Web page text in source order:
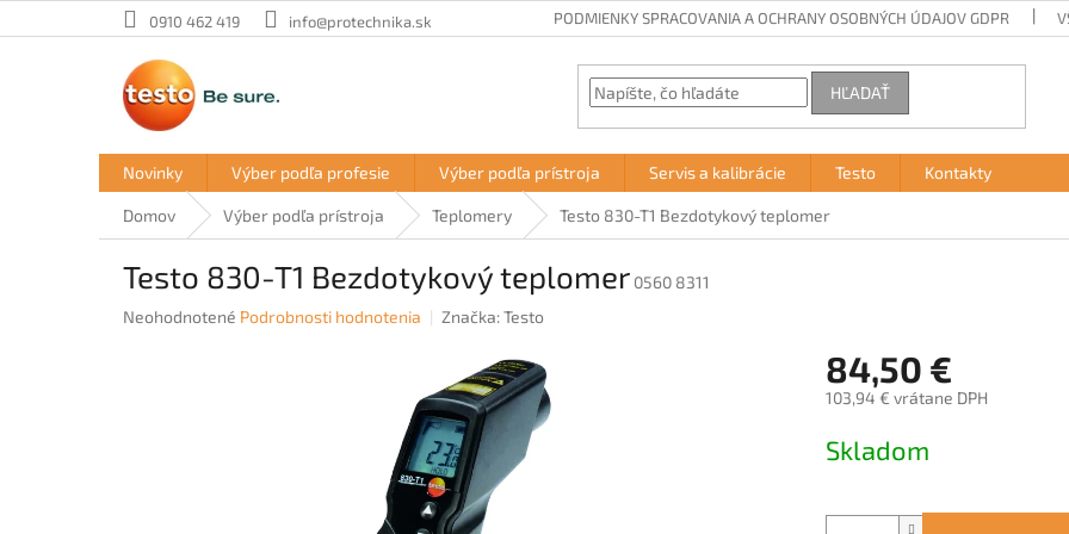
na
0910 462 419 info@protechnika.sk PODMIENKY SPRACOVANIA A OCHRANY OSOBNÝCH ÚDAJOV GDPR
HĽADAŤ
Novinky Výber podľa profesie Výber podľa prístroja Servis a kalibrácie Testo Kontakty
Domov Výber podľa prístroja Teplomery Testo 830-T1 Bezdotykový teplomer
Testo 830-T1 Bezdotykový teplomer 0560 8311
Priemerné
Neohodnotené Podrobnosti hodnotenia Značka:Testo
84,50 €
103,94 € vrátane DPH
cena:
Skladom